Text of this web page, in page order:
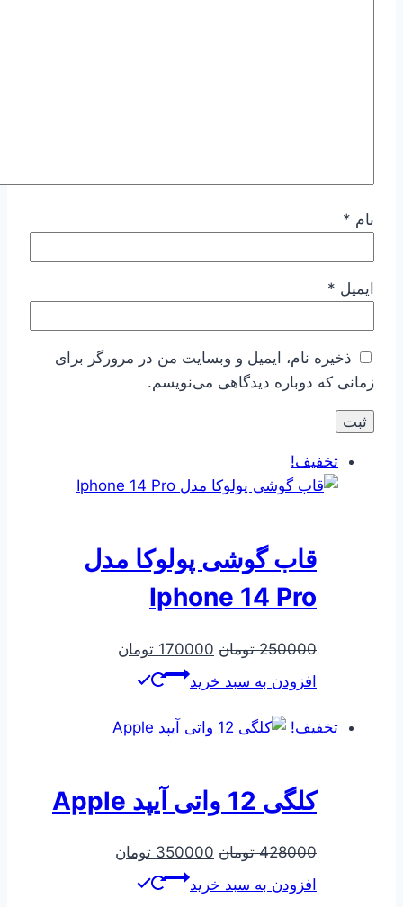
نام *
ایمیل *
ذخیره نام، ایمیل و وبسایت من در مرورگر برای
زمانی که دوباره دیدگاهی می‌نویسم.
تخفیف!
قاب گوشی پولوکا مدل
Iphone 14 Pro
250000 تومان قیمت
اصلی
بود.
170000 تومان
است.
افزودن به سبد خرید
تخفیف!
کلگی 12 واتی آیپد Apple
428000 تومان قیمت
اصلی
350000 تومان
افزودن به سبد خرید